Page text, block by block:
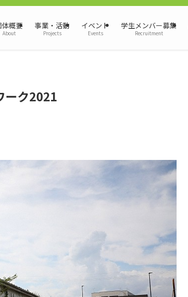
体概要
About
事業・活動
Projects
イベント
Events
学生メンバー募集
Recruitment
ーク2021